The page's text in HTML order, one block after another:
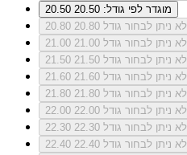
20.50
מוגדר לפי גודל: 20.50
20.80
לא ניתן לבחור גודל 20.80
21.00
לא ניתן לבחור גודל 21.00
21.50
לא ניתן לבחור גודל 21.50
21.60
לא ניתן לבחור גודל 21.60
21.80
לא ניתן לבחור גודל 21.80
22.00
לא ניתן לבחור גודל 22.00
22.30
לא ניתן לבחור גודל 22.30
22.40
לא ניתן לבחור גודל 22.40